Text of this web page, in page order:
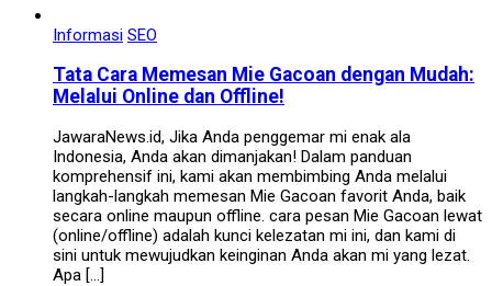
Informasi SEO
Tata Cara Memesan Mie Gacoan dengan Mudah:
Melalui Online dan Offline!
JawaraNews.id, Jika Anda penggemar mi enak ala
Indonesia, Anda akan dimanjakan! Dalam panduan
komprehensif ini, kami akan membimbing Anda melalui
langkah-langkah memesan Mie Gacoan favorit Anda, baik
secara online maupun offline. cara pesan Mie Gacoan lewat
(online/offline) adalah kunci kelezatan mi ini, dan kami di
sini untuk mewujudkan keinginan Anda akan mi yang lezat.
Apa […]